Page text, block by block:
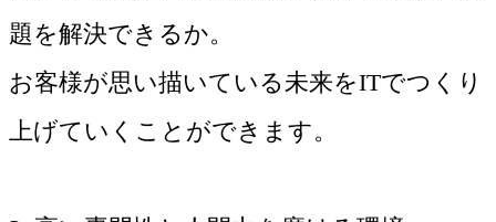
題を解決できるか。
お客様が思い描いている未来をITでつくり
上げていくことができます。